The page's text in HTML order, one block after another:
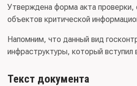
Утверждена форма акта проверки,
объектов критической
Напомним, что данный вид
инфраструктуры, который вступил
Текст документа